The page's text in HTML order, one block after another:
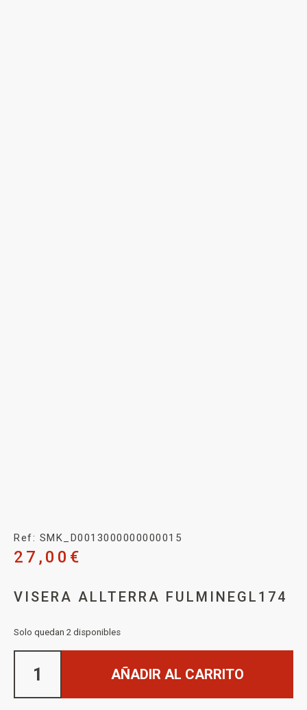
Ref: SMK_D0013000000000015
27,00 €
VISERA ALLTERRA FULMINEGL174
Solo quedan 2 disponibles
AÑADIR AL CARRITO